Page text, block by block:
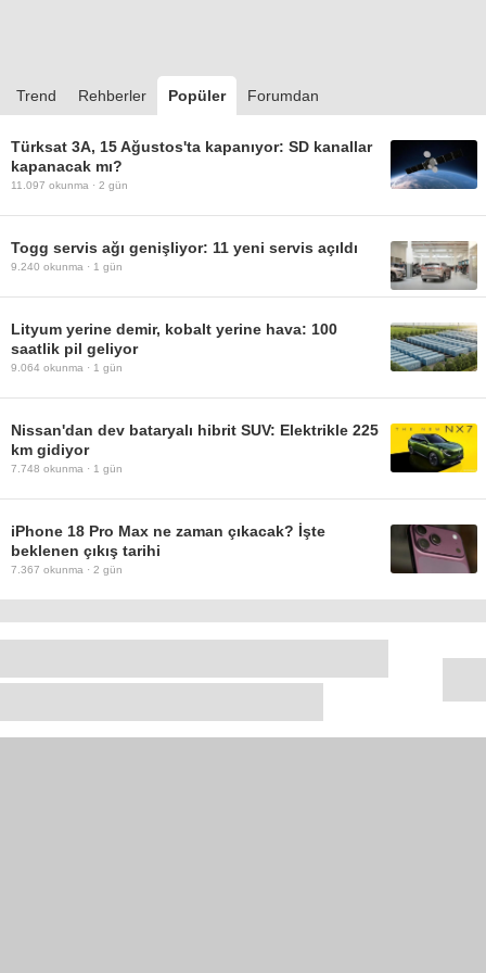
Trend Rehberler Popüler Forumdan
Türksat 3A, 15 Ağustos'ta kapanıyor: SD kanallar
kapanacak mı?
11.097 okunma · 2 gün
Togg servis ağı genişliyor: 11 yeni servis açıldı
9.240 okunma · 1 gün
Lityum yerine demir, kobalt yerine hava: 100
saatlik pil geliyor
9.064 okunma · 1 gün
Nissan'dan dev bataryalı hibrit SUV: Elektrikle 225
km gidiyor
7.748 okunma · 1 gün
iPhone 18 Pro Max ne zaman çıkacak? İşte
beklenen çıkış tarihi
7.367 okunma · 2 gün